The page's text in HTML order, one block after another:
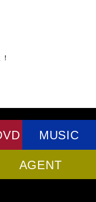
MUSIC
AGENT